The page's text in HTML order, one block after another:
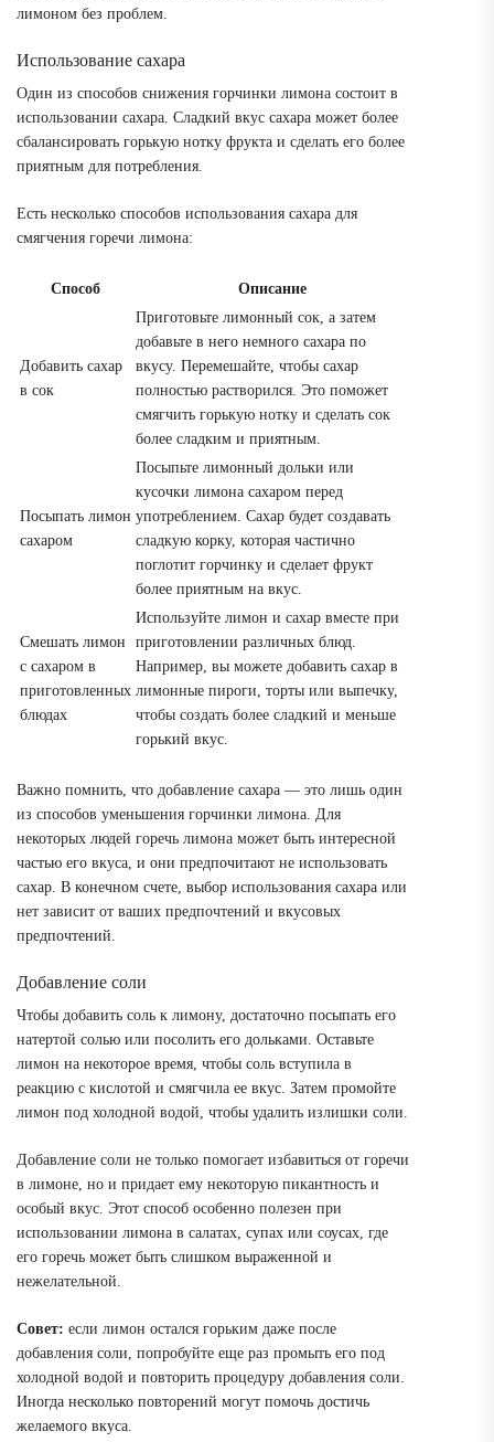
лимоном без проблем.
Использование сахара
Один из способов снижения горчинки лимона состоит в
использовании сахара. Сладкий вкус сахара может более
сбалансировать горькую нотку фрукта и сделать его более
приятным для потребления.
Есть несколько способов использования сахара для
смягчения горечи лимона:
Способ Описание
Добавить сахар
в сок
Приготовьте лимонный сок, а затем
добавьте в него немного сахара по
вкусу. Перемешайте, чтобы сахар
полностью растворился. Это поможет
смягчить горькую нотку и сделать сок
более сладким и приятным.
Посыпать лимон
сахаром
Посыпьте лимонный дольки или
кусочки лимона сахаром перед
употреблением. Сахар будет создавать
сладкую корку, которая частично
поглотит горчинку и сделает фрукт
более приятным на вкус.
Смешать лимон
с сахаром в
приготовленных
блюдах
Используйте лимон и сахар вместе при
приготовлении различных блюд.
Например, вы можете добавить сахар в
лимонные пироги, торты или выпечку,
чтобы создать более сладкий и меньше
горький вкус.
Важно помнить, что добавление сахара — это лишь один
из способов уменьшения горчинки лимона. Для
некоторых людей горечь лимона может быть интересной
частью его вкуса, и они предпочитают не использовать
сахар. В конечном счете, выбор использования сахара или
нет зависит от ваших предпочтений и вкусовых
предпочтений.
Добавление соли
Чтобы добавить соль к лимону, достаточно посыпать его
натертой солью или посолить его дольками. Оставьте
лимон на некоторое время, чтобы соль вступила в
реакцию с кислотой и смягчила ее вкус. Затем промойте
лимон под холодной водой, чтобы удалить излишки соли.
Добавление соли не только помогает избавиться от горечи
в лимоне, но и придает ему некоторую пикантность и
особый вкус. Этот способ особенно полезен при
использовании лимона в салатах, супах или соусах, где
его горечь может быть слишком выраженной и
нежелательной.
Совет: если лимон остался горьким даже после
добавления соли, попробуйте еще раз промыть его под
холодной водой и повторить процедуру добавления соли.
Иногда несколько повторений могут помочь достичь
желаемого вкуса.